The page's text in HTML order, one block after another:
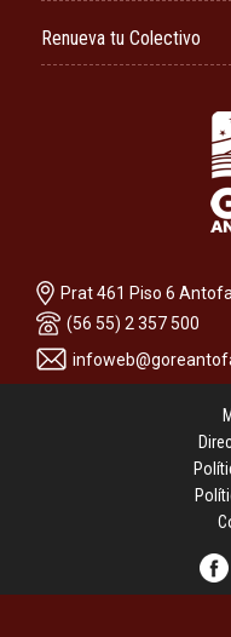
Renueva tu Colectivo
Prat 461 Piso 6
(56 55) 2 357 500